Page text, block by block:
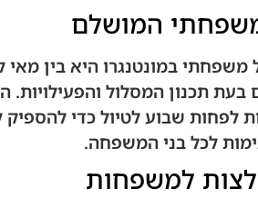
המושלם
משפחתי במונטנגרו היא בין
בעת תכנון המסלול והפעילויות.
לפחות שבוע לטיול כדי
לכל בני המשפחה.
למשפחות